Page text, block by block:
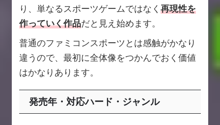
り、単なるスポーツゲームではなく 再現性を
作っていく作品だと見え始めます。
普通のファミコンスポーツとは感触がかなり
違うので、最初に全体像をつかんでおく価値
はかなりあります。
発売年・対応ハード・ジャンル